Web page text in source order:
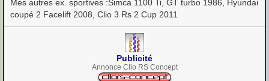
Mes autres ex. sportives :Simca 1100 Ti, GT turbo 1986, Hyundai
coupé 2 Facelift 2008, Clio 3 Rs 2 Cup 2011
Publicité
Annonce Clio RS Concept